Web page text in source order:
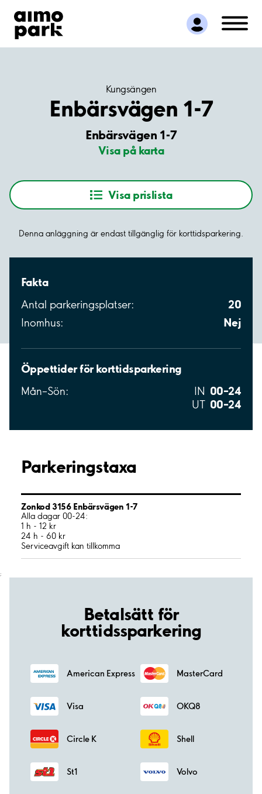
Hitta parkering
Samarbete
Kundservice
Kungsängen
Enbärsvägen 1-7
Enbärsvägen 1-7
Visa på karta
Visa prislista
Denna anläggning är endast tillgänglig för korttidsparkering.
Fakta
Antal parkeringsplatser: 20
Inomhus: Nej
Öppettider för korttidsparkering
Mån–Sön: IN 00–24
UT 00–24
Parkeringstaxa
Zonkod 3156 Enbärsvägen 1-7
Alla dagar 00-24:
1 h - 12 kr
24 h - 60 kr
Serviceavgift kan tillkomma
;
Betalsätt för
korttidssparkering
American Express MasterCard
Visa OKQ8
Circle K Shell
St1 Volvo